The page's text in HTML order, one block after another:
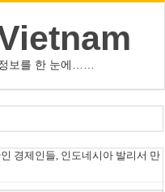
보를 한 눈에……
위상 제고에 크게 기여”
폐점… 적자·소송 악재 속 사업 축
경제인들, 인도네시아 발리서 만